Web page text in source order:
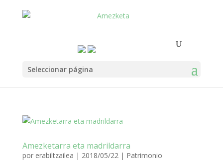
Seleccionar página
Amezketarra eta madrildarra
por erabiltzailea | 2018/05/22| Patrimonio